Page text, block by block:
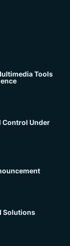
Tools
Control Under
Solutions